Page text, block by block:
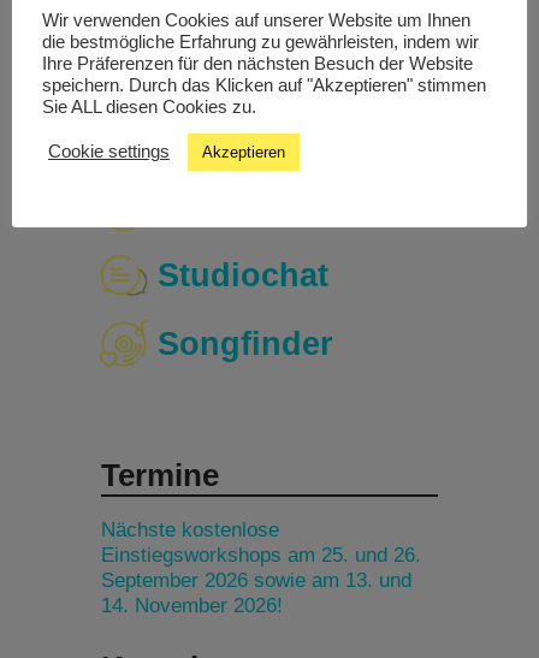
Subscribe
in
Google
Subscribe
in
Outlook
Export
for
Google
Export
for
Outlook
Studiochat
Songfinder
Termine
Nächste kostenlose
Einstiegsworkshops am 25. und 26.
September 2026 sowie am 13. und
14. November 2026!
Wir verwenden Cookies auf unserer Website um Ihnen
die bestmögliche Erfahrung zu gewährleisten, indem wir
Ihre Präferenzen für den nächsten Besuch der Website
speichern. Durch das Klicken auf "Akzeptieren" stimmen
Sie ALL diesen Cookies zu.
Cookie settings Akzeptieren